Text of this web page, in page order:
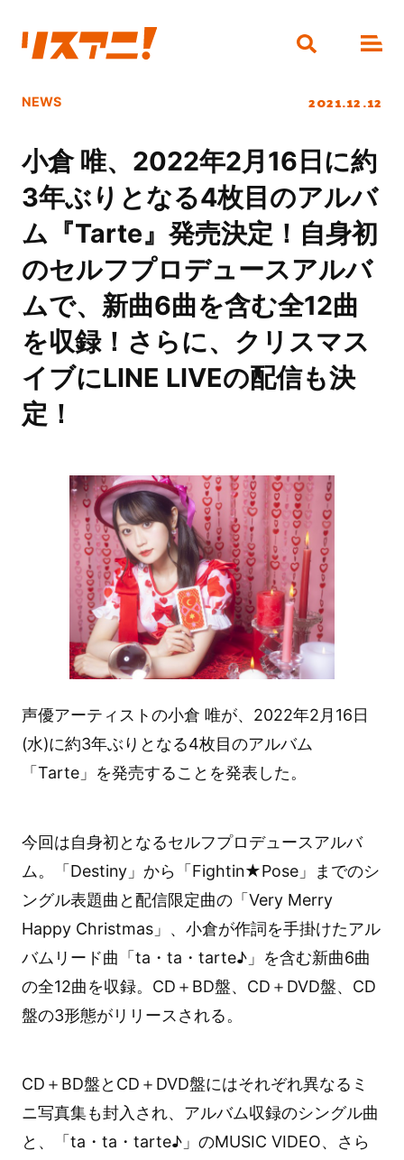
NEWS 2021.12.12
小倉 唯、2022年2月16日に約
3年ぶりとなる4枚目のアルバ
ム『Tarte』発売決定！自身初
のセルフプロデュースアルバ
ムで、新曲6曲を含む全12曲
を収録！さらに、クリスマス
イブにLINE LIVEの配信も決
定！
声優アーティストの小倉 唯が、2022年2月16日
(水)に約3年ぶりとなる4枚目のアルバム
「Tarte」を発売することを発表した。
今回は自身初となるセルフプロデュースアルバ
ム。「Destiny」から「Fightin★Pose」までのシ
ングル表題曲と配信限定曲の「Very Merry
Happy Christmas」、小倉が作詞を手掛けたアル
バムリード曲「ta・ta・tarte♪」を含む新曲6曲
の全12曲を収録。CD＋BD盤、CD＋DVD盤、CD
盤の3形態がリリースされる。
CD＋BD盤とCD＋DVD盤にはそれぞれ異なるミ
ニ写真集も封入され、アルバム収録のシングル曲
と、「ta・ta・tarte♪」のMUSIC VIDEO、さら